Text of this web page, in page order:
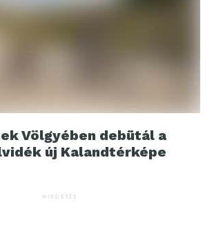
Völgyében debütál a
új Kalandtérképe
HIRDETÉS